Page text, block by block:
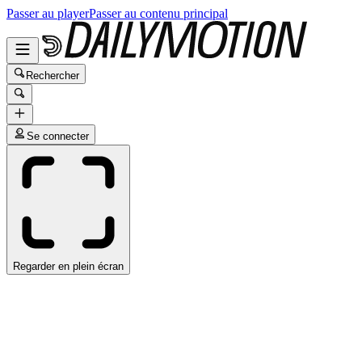
Passer au playerPasser au contenu principal
Rechercher
Se connecter
Regarder en plein écran